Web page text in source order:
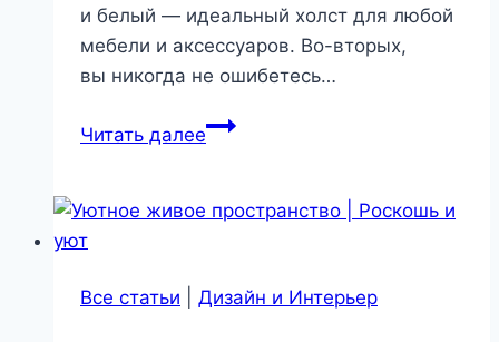
и белый — идеальный холст для любой
мебели и аксессуаров. Во-вторых,
вы никогда не ошибетесь…
Читать далееКак
черно-
Все статьи
Дизайн и Интерьер